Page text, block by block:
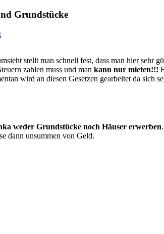
Grundstücke
stellt man schnell fest, dass man hier sehr
zahlen muss und man kann nur mieten!!!
wird an diesen Gesetzen gearbeitet da
weder Grundstücke noch Häuser erwerben
dann unsummen von Geld.